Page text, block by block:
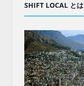
SHIFT LOCAL とは